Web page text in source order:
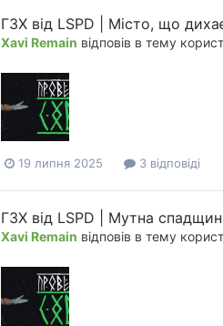
ГЗХ від LSPD | Місто, що
Xavi Remain відповів в тему
19 липня 2025 3 відповіді
ГЗХ від LSPD | Мутна
Xavi Remain відповів в тему